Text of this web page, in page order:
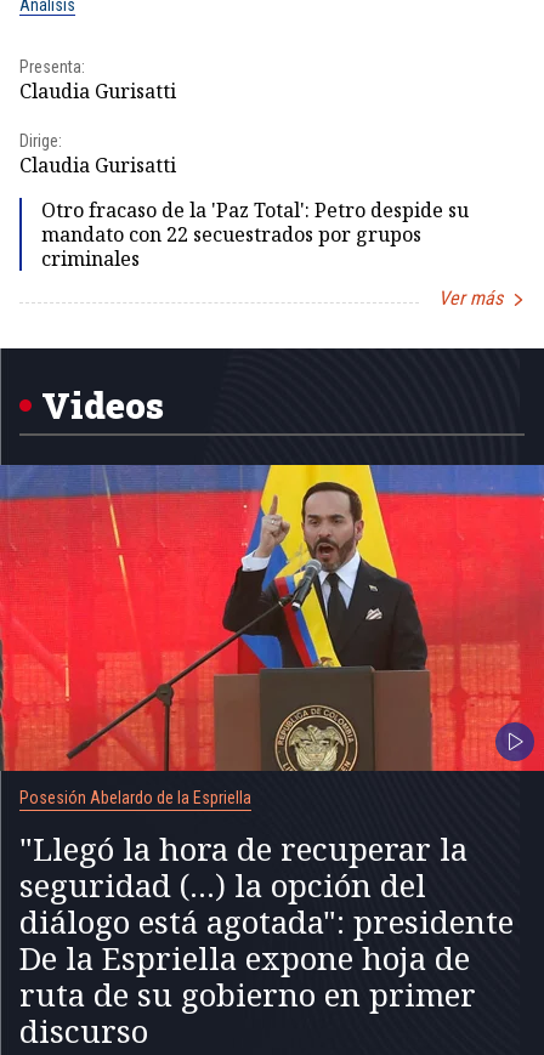
Análisis
Presenta:
Claudia Gurisatti
Dirige:
Claudia Gurisatti
Otro fracaso de la 'Paz Total': Petro despide su
mandato con 22 secuestrados por grupos
criminales
Ver más
1
Videos
Posesión Abelardo de la Espriella
"Llegó la hora de recuperar la
seguridad (...) la opción del
diálogo está agotada": presidente
De la Espriella expone hoja de
ruta de su gobierno en primer
discurso